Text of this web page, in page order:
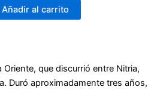
Añadir al carrito
Oriente, que discurrió entre Nitria,
Duró aproximadamente tres años,